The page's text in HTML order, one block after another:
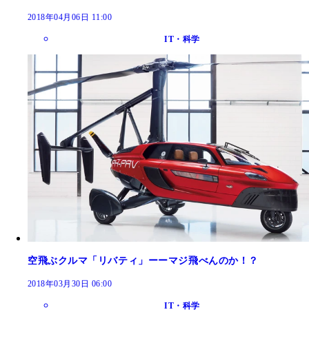
2018年04月06日 11:00
IT・科学
空飛ぶクルマ「リバティ」ーーマジ飛べんのか！？
2018年03月30日 06:00
IT・科学